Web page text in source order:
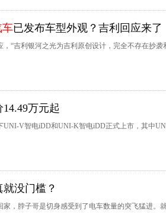
车已发布车型外观？吉利回应来了
“吉利银河之光为吉利原创设计，完全不存在抄袭
万元起
UNI-V智电iDD和UNI-K智电iDD正式上市，其中
没门槛？
，脖子哥是切身感受到了电车数量的突飞猛进。